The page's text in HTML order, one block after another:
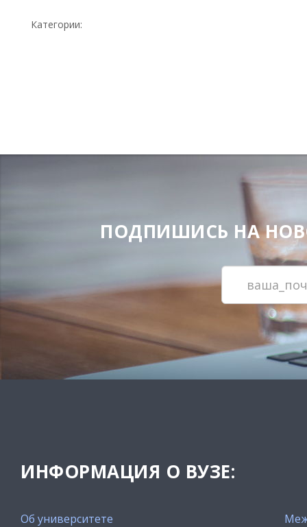
Категории:
ПОДПИШИСЬ НА
ИНФОРМАЦИЯ О ВУЗЕ:
Об университете